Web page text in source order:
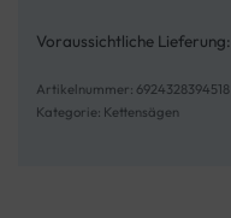
Voraussichtliche Lieferung:
6924328394518
Kategorie: Kettensägen